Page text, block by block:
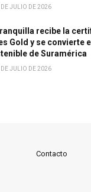
JULIO DE 2026
recibe la
Gold y se convierte
de Suramérica
JULIO DE 2026
Contacto